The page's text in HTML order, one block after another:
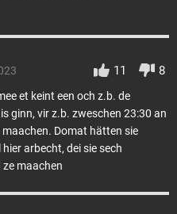
11 8
et keint een och z.b. de
ginn, vir z.b. zweschen 23:30 an
Domat hätten sie
arbecht, dei sie sech
ze maachen